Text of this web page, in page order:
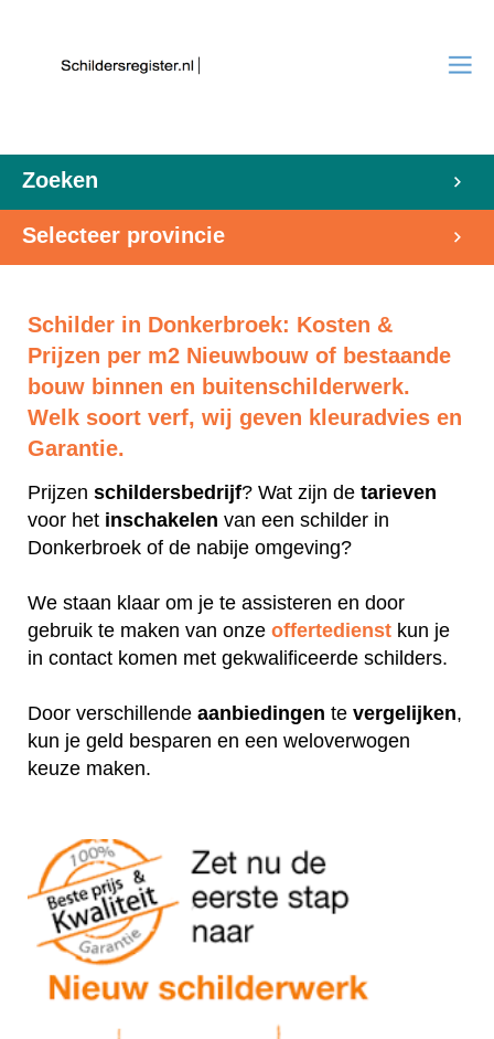
Zoeken
Selecteer provincie
Schilder in Donkerbroek: Kosten &
Prijzen per m2 Nieuwbouw of bestaande
bouw binnen en buitenschilderwerk.
Welk soort verf, wij geven kleuradvies en
Garantie.
Prijzen schildersbedrijf? Wat zijn de tarieven
voor het inschakelen van een schilder in
Donkerbroek of de nabije omgeving?
We staan klaar om je te assisteren en door
gebruik te maken van onze offertedienst kun je
in contact komen met gekwalificeerde schilders.
Door verschillende aanbiedingen te vergelijken,
kun je geld besparen en een weloverwogen
keuze maken.